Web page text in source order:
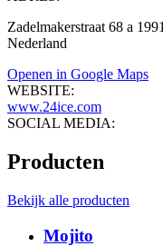
Zadelmakerstraat 68 a
Nederland
Openen in Google Maps
WEBSITE:
www.24ice.com
SOCIAL MEDIA:
Producten
Bekijk alle producten
Mojito